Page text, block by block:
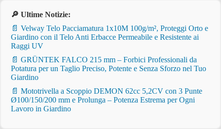
🔎 Ultime Notizie:
📄 Velway Telo Pacciamatura 1x10M 100g/m², Proteggi Orto e
Giardino con il Telo Anti Erbacce Permeabile e Resistente ai
Raggi UV
📄 GRÜNTEK FALCO 215 mm – Forbici Professionali da
Potatura per un Taglio Preciso, Potente e Senza Sforzo nel Tuo
Giardino
📄 Mototrivella a Scoppio DEMON 62cc 5,2CV con 3 Punte
Ø100/150/200 mm e Prolunga – Potenza Estrema per Ogni
Lavoro in Giardino